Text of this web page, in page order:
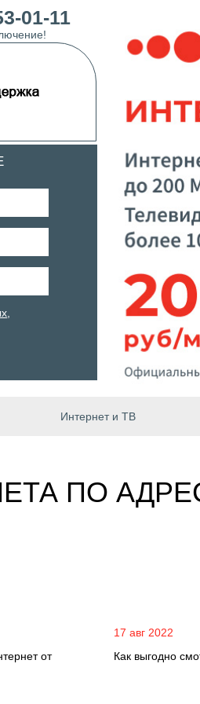
01-11
Интернет и ТВ
ПО
от
17 авг 2022
Как выгодно